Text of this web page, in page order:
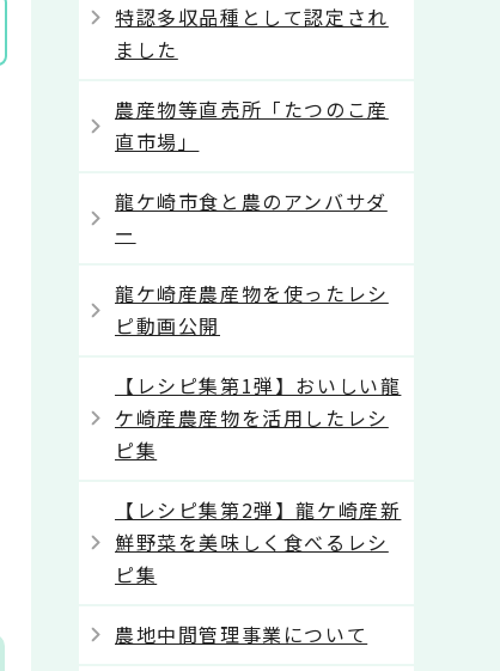
特認多収品種として認定され
ました
農産物等直売所「たつのこ産
直市場」
龍ケ崎市食と農のアンバサダ
ー
龍ケ崎産農産物を使ったレシ
ピ動画公開
【レシピ集第1弾】おいしい龍
ケ崎産農産物を活用したレシ
ピ集
【レシピ集第2弾】龍ケ崎産新
鮮野菜を美味しく食べるレシ
ピ集
農地中間管理事業について